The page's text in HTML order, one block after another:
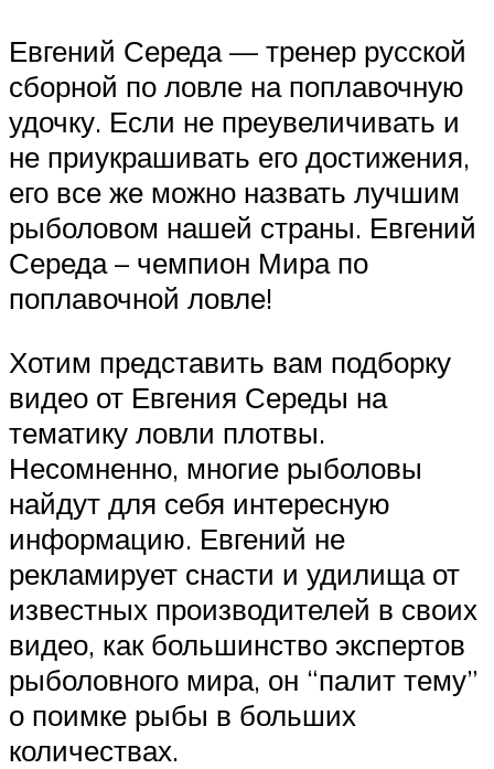
Евгений Середа — тренер русской
сборной по ловле на поплавочную
удочку. Если не преувеличивать и
не приукрашивать его достижения,
его все же можно назвать лучшим
рыболовом нашей страны. Евгений
Середа – чемпион Мира по
поплавочной ловле!
Хотим представить вам подборку
видео от Евгения Середы на
тематику ловли плотвы.
Несомненно, многие рыболовы
найдут для себя интересную
информацию. Евгений не
рекламирует снасти и удилища от
известных производителей в своих
видео, как большинство экспертов
рыболовного мира, он “палит тему”
о поимке рыбы в больших
количествах.